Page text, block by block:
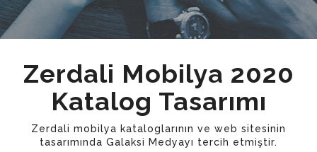
Zerdali Mobilya 2020
Katalog Tasarımı
Zerdali mobilya kataloglarının ve web sitesinin
tasarımında Galaksi Medyayı tercih etmiştir.